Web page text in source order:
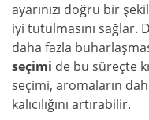
ayarınızı doğru bir
iyi tutulmasını sağlar.
daha fazla
seçimi de bu süreçte
seçimi, aromaların
kalıcılığını artırabilir.